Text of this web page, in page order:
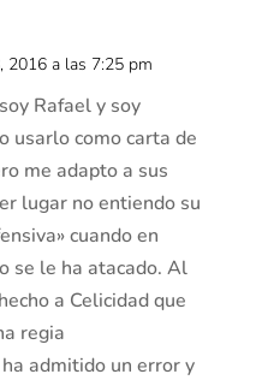
2016 a las 7:25 pm
Rafael y soy
usarlo como carta de
me adapto a sus
lugar no entiendo su
cuando en
se le ha atacado. Al
a Celicidad que
regia
admitido un error y